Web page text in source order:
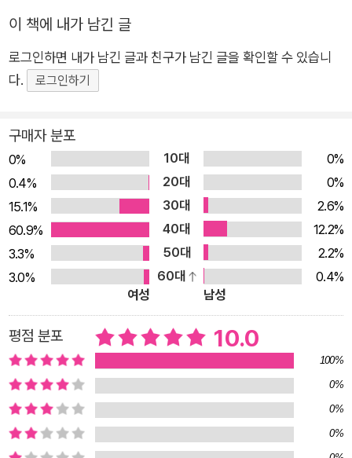
랑, 우정, 친절, 관용, 정의 등 보편적인 가치를 알려 주는 책이기
도 합니다. 오랫동안 다수의 어린이책을 우리말로 옮겨 온 노은정
번역가는 「도그맨」 시리즈가 “세계 명작들과 비교해도 부끄러울
것이 없을 만큼 깊이 있고 감동적인 훌륭한 작품”이라고 말합니
모든 악당들로부터 도시의 평화를 지키는 ‘개+사람’ 도그맨의 활
약은 계속된다! 도그맨은 보통 영웅들과는 다릅니다. 반은 개 반
은 사람으로, 개와 사람의 장점을 모두 지니고 있지요. 특히 나이
트 경관의 튼튼한 몸과 그렉 경찰견의 똑똑한 머리를 물려받아 도
시의 평화를 위협하는 모든 악당들을 물리치는 세계 최강 경찰관
입니다. 하지만 도그맨에게는 어두운(?) 면이 있습니다. 개의 본
능이 남아 있어 사람만 보면 마구 핥아 대고, 공만 보면 정신 줄을
놓으며, 죽은 물고기 더미에서 뒹구는 걸 그렇게 좋아한답니다.
사건을 해결해야 하는 긴박한 상황에서도 뼈다귀를 핥고 공놀이
를 하고 싶은 본능을 누르지 못하는 도그맨은 나쁜 습관을 극복하
고 도시의 평화를 지킬 수 있을까요? 악당 피티에 버금가는 새로
운 악당들이 등장한 가운데, 도그맨을 돕는 조력자이자 도그맨의
마음을 설레게 하는 새로운 인물이 등장합니다. 화려한 액션, 진
땀 나는 수사, 아련한 사랑, 그리고 웃음까지, 단 한순간도 눈을
이 책에 내가 남긴 글
로그인하면 내가 남긴 글과 친구가 남긴 글을 확인할 수 있습니
다.
로그인하기
구매자 분포
0% 10대
0%
0.4%
20대
0%
15.1%
30대
2.6%
60.9%
40대
12.2%
3.3%
50대
2.2%
3.0%
60대
0.4%
여성
남성
평점 분포 10.0
100%
0%
0%
0%